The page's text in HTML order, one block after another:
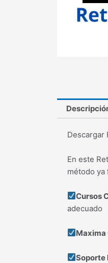
Descargar
En este
método ya
Cursos
adecuado
Maxima
Soporte